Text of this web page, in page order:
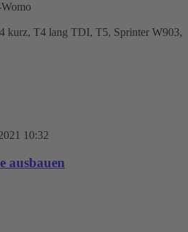
kurz, T4 lang TDI, T5, Sprinter W903,
10:32
ausbauen